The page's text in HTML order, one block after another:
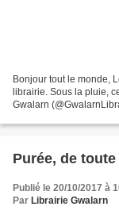
Bonjour tout le monde,
librairie. Sous la pluie,
Gwalarn
Purée, de
Publié le 20/10/2017 à
Par Librairie Gwalarn